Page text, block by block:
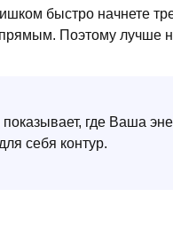
быстро начнете
Поэтому лучше
где Ваша
себя контур.